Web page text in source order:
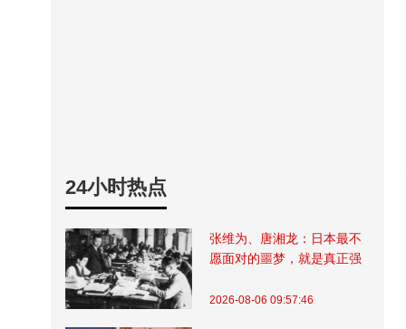
24小时热点
张维为、唐湘龙：日本最不
愿面对的噩梦，就是真正强
2026-08-06 09:57:46